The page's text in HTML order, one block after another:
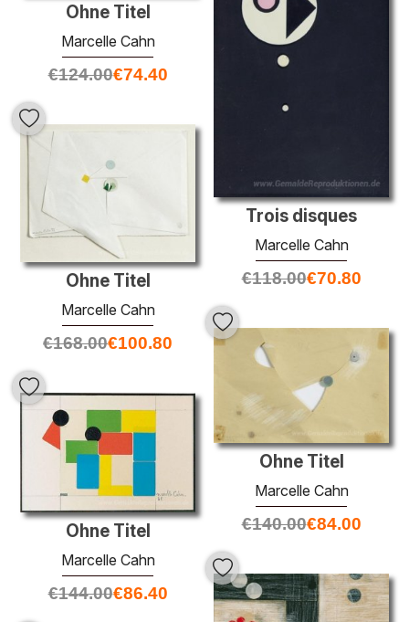
Ohne Titel
Marcelle Cahn
€124.00€74.40
Trois disques
Marcelle Cahn
€118.00€70.80
Ohne Titel
Marcelle Cahn
€168.00€100.80
Ohne Titel
Marcelle Cahn
€140.00€84.00
Ohne Titel
Marcelle Cahn
€144.00€86.40